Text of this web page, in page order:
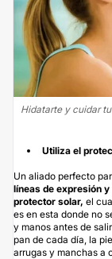
Hidatarte y cuidar
Utiliza el
Un aliado perfecto
líneas de expresión
protector solar, el
es en esta donde no
y manos antes de
pan de cada día, la
arrugas y manchas a